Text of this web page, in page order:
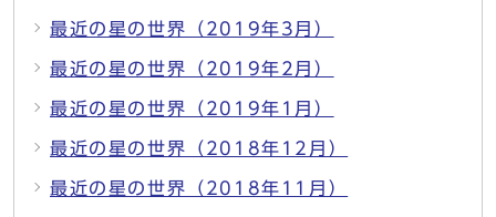
最近の星の世界（2019年3月）
最近の星の世界（2019年2月）
最近の星の世界（2019年1月）
最近の星の世界（2018年12月）
最近の星の世界（2018年11月）